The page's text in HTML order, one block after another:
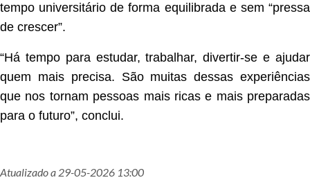
tempo universitário de forma equilibrada e sem “pressa
de crescer”.
“Há tempo para estudar, trabalhar, divertir-se e ajudar
quem mais precisa. São muitas dessas experiências
que nos tornam pessoas mais ricas e mais preparadas
para o futuro”, conclui.
Atualizado a 29-05-2026 13:00